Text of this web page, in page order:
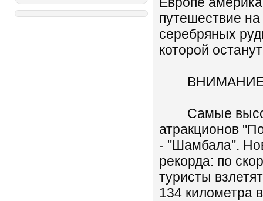
путешествие
серебряных
которой
ВНИМАНИЕ
Самые
атракционов
- "Шамбала".
рекорда: по
туристы
134 километра